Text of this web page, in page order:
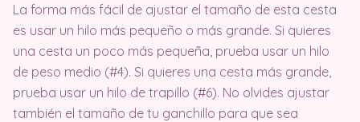
La forma más fácil de ajustar el tamaño de esta cesta
es usar un hilo más pequeño o más grande. Si quieres
una cesta un poco más pequeña, prueba usar un hilo
de peso medio (#4). Si quieres una cesta más grande,
prueba usar un hilo de trapillo (#6). No olvides ajustar
también el tamaño de tu ganchillo para que sea